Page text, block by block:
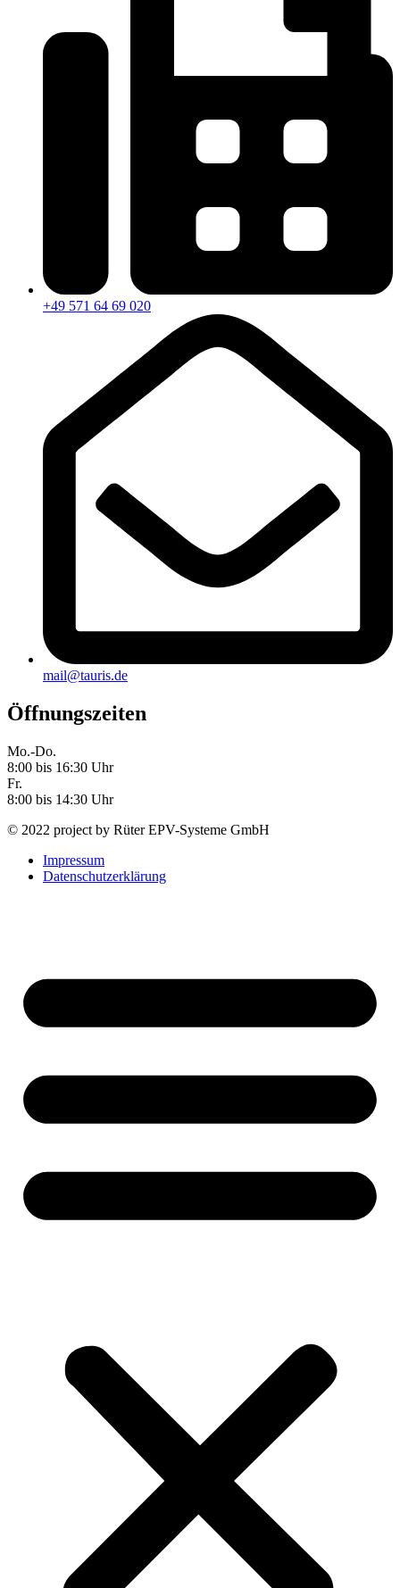
+49 571 64 69 020
mail@tauris.de
Öffnungszeiten
Mo.-Do.
8:00 bis 16:30 Uhr
Fr.
8:00 bis 14:30 Uhr
© 2022 project by Rüter EPV-Systeme GmbH
Impressum
Datenschutzerklärung